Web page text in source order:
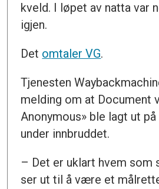
kveld. I løpet av natta var
igjen.
Det omtaler VG.
Tjenesten
melding om at Document
Anonymous» ble lagt ut
under innbruddet.
– Det er uklart hvem som
ser ut til å være et